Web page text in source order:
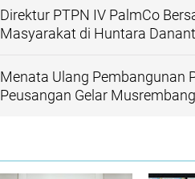
Direktur PTPN IV PalmCo
Masyarakat di Huntara
Menata Ulang Pembangunan
Peusangan Gelar